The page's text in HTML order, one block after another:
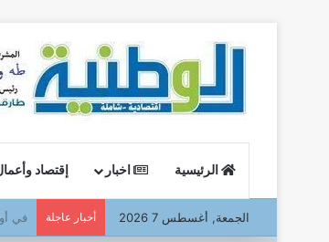
الرئيسية اخبار إقتصاد
الجمعة, أغسطس 7 2026 أخبار عاجلة وزير